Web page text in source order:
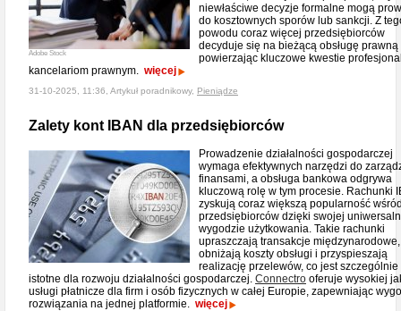
Adobe Stock
niewłaściwe decyzje formalne mogą
do kosztownych sporów lub sankcji. Z
powodu coraz więcej przedsiębiorców
decyduje się na bieżącą obsługę prawną
powierzając kluczowe kwestie
kancelariom prawnym. więcej
31-10-2025, 11:36, Artykuł poradnikowy, Pieniądze
Zalety kont IBAN dla przedsiębiorców
Prowadzenie działalności gospodarczej
wymaga efektywnych narzędzi do
finansami, a obsługa bankowa odgrywa
kluczową rolę w tym procesie. Rachunki
zyskują coraz większą popularność
przedsiębiorców dzięki swojej
wygodzie użytkowania. Takie rachunki
upraszczają transakcje międzynarodowe,
obniżają koszty obsługi i przyspieszają
realizację przelewów, co jest szczególnie
istotne dla rozwoju działalności gospodarczej. Connectro oferuje wysokiej
usługi płatnicze dla firm i osób fizycznych w całej Europie, zapewniając
rozwiązania na jednej platformie. więcej